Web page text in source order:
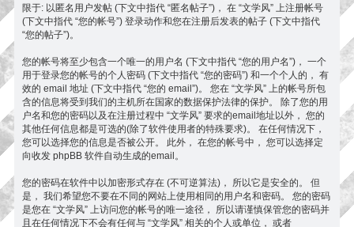
限于: 以匿名用户发帖 (下文中指代 “匿名帖子”)， 在 “文学风” 上注册帐号
(下文中指代 “您的帐号”) 登录动作和您在注册后发表的帖子 (下文中指代
“您的帖子”)。
您的帐号将至少包含一个唯一的用户名 (下文中指代 “您的用户名”)， 一个
用于登录您的帐号的个人密码 (下文中指代 “您的密码”) 和一个个人的， 有
效的 email 地址 (下文中指代 “您的 email”)。 您在 “文学风” 上的帐号所包
含的信息将受到我们的主机所在国家的数据保护法律的保护。 除了您的用
户名和您的密码以及在注册过程中 “文学风” 要求的email地址以外， 您的
其他任何信息都是可选的(除了软件使用者的特殊要求)。 在任何情况下，
您可以选择您的信息是否被公开。 此外， 在您的帐号中， 您可以选择定
向收发 phpBB 软件自动生成的email。
您的密码在软件中以加密形式存在 (不可逆算法)， 所以它是安全的。 但
是， 我们希望您不要在不同的网站上使用相同的用户名和密码。 您的密码
是您在 “文学风” 上访问您的帐号的唯一途径， 所以请谨慎保管您的密码并
且在任何情况下不会有任何与 “文学风” 相关的个人或单位， 或者